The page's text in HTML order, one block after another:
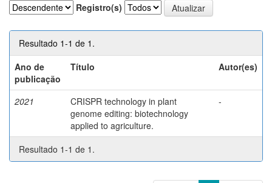
Registro(s)
Resultado 1-1 de 1.
Ano de
publicação
Título Autor(es)
2021
CRISPR technology in plant
genome editing: biotechnology
applied to agriculture.
-
Resultado 1-1 de 1.